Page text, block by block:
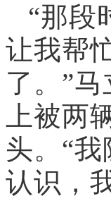
“那段
让我帮
了。”
上被两
头。“
认识，